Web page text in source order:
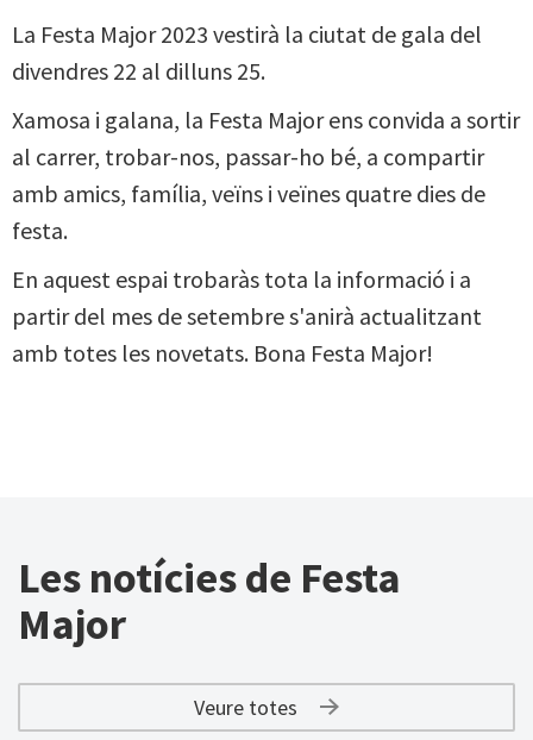
La Festa Major 2023 vestirà la ciutat de gala del
divendres 22 al dilluns 25.
Xamosa i galana, la Festa Major ens convida a sortir
al carrer, trobar-nos, passar-ho bé, a compartir
amb amics, família, veïns i veïnes quatre dies de
festa.
En aquest espai trobaràs tota la informació i a
partir del mes de setembre s'anirà actualitzant
amb totes les novetats. Bona Festa Major!
Les notícies de Festa
Major
Veure totes